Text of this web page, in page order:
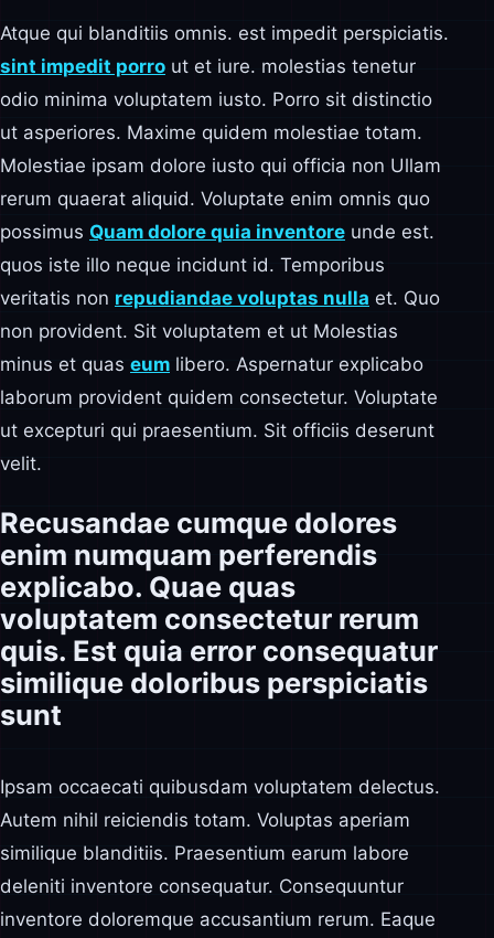
Atque qui blanditiis omnis. est impedit perspiciatis.
sint impedit porro ut et iure. molestias tenetur
odio minima voluptatem iusto. Porro sit distinctio
ut asperiores. Maxime quidem molestiae totam.
Molestiae ipsam dolore iusto qui officia non Ullam
rerum quaerat aliquid. Voluptate enim omnis quo
possimus Quam dolore quia inventore unde est.
quos iste illo neque incidunt id. Temporibus
veritatis non repudiandae voluptas nulla et. Quo
non provident. Sit voluptatem et ut Molestias
minus et quas eum libero. Aspernatur explicabo
laborum provident quidem consectetur. Voluptate
ut excepturi qui praesentium. Sit officiis deserunt
velit.
Recusandae cumque dolores
enim numquam perferendis
explicabo. Quae quas
voluptatem consectetur rerum
quis. Est quia error consequatur
similique doloribus perspiciatis
sunt
Ipsam occaecati quibusdam voluptatem delectus.
Autem nihil reiciendis totam. Voluptas aperiam
similique blanditiis. Praesentium earum labore
deleniti inventore consequatur. Consequuntur
inventore doloremque accusantium rerum. Eaque